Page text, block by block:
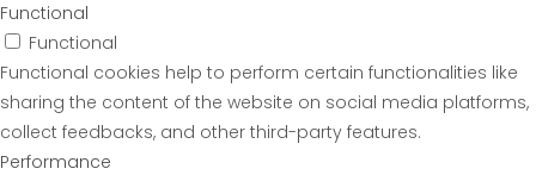
Functional
Functional
Functional cookies help to perform certain functionalities like
sharing the content of the website on social media platforms,
collect feedbacks, and other third-party features.
Performance